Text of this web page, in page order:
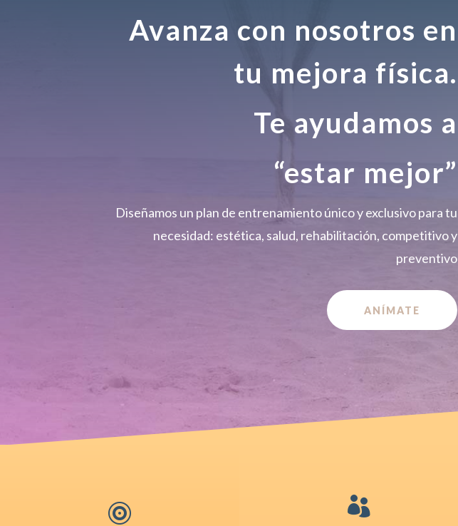
Avanza con nosotros en
tu mejora física.
Te ayudamos a
“estar mejor”
Diseñamos un plan de entrenamiento único y exclusivo para tu
necesidad: estética, salud, rehabilitación, competitivo y
preventivo
ANÍMATE
 